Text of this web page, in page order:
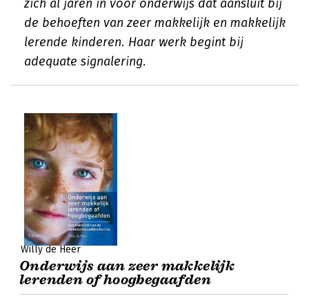
zich al jaren in voor onderwijs dat aansluit bij
de behoeften van zeer makkelijk en makkelijk
lerende kinderen. Haar werk begint bij
adequate signalering.
Willy de Heer
Onderwijs aan zeer makkelijk
lerenden of hoogbegaafden